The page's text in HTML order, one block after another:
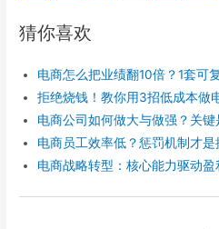
e
b
k
m
b
o
猜你喜欢
电商怎么把业绩翻10倍？1套可
拒绝烧钱！教你用3招低成本做
电商公司如何做大与做强？关
电商员工效率低？惩罚机制才
电商战略转型：核心能力驱动盈